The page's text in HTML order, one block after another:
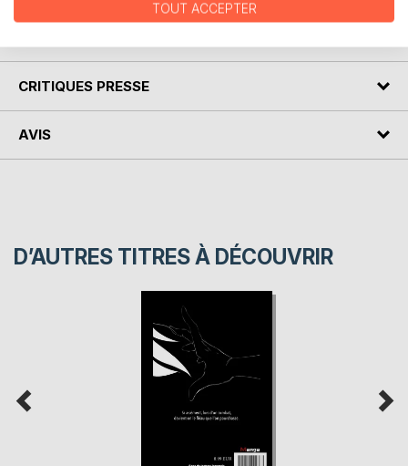
CRITIQUES PRESSE
AVIS
D’AUTRES TITRES À DÉCOUVRIR
TOUT ACCEPTER